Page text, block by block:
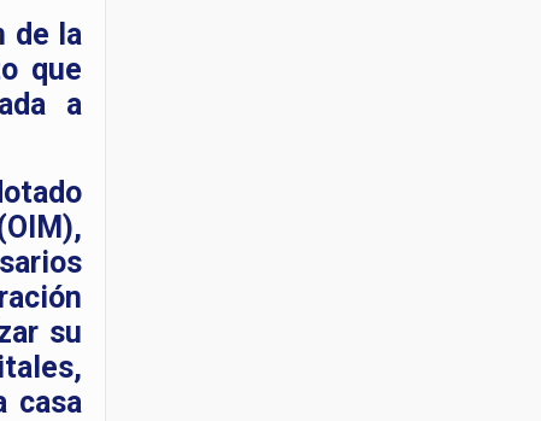
de la
que
a
su
casa